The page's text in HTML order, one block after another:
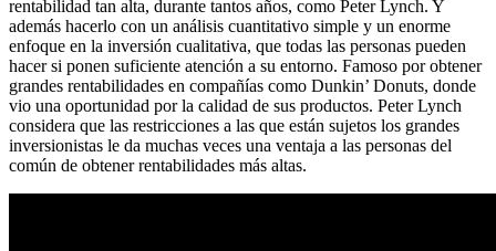
rentabilidad tan alta, durante tantos años, como Peter Lynch. Y
además hacerlo con un análisis cuantitativo simple y un enorme
enfoque en la inversión cualitativa, que todas las personas pueden
hacer si ponen suficiente atención a su entorno. Famoso por obtener
grandes rentabilidades en compañías como Dunkin’ Donuts, donde
vio una oportunidad por la calidad de sus productos. Peter Lynch
considera que las restricciones a las que están sujetos los grandes
inversionistas le da muchas veces una ventaja a las personas del
común de obtener rentabilidades más altas.